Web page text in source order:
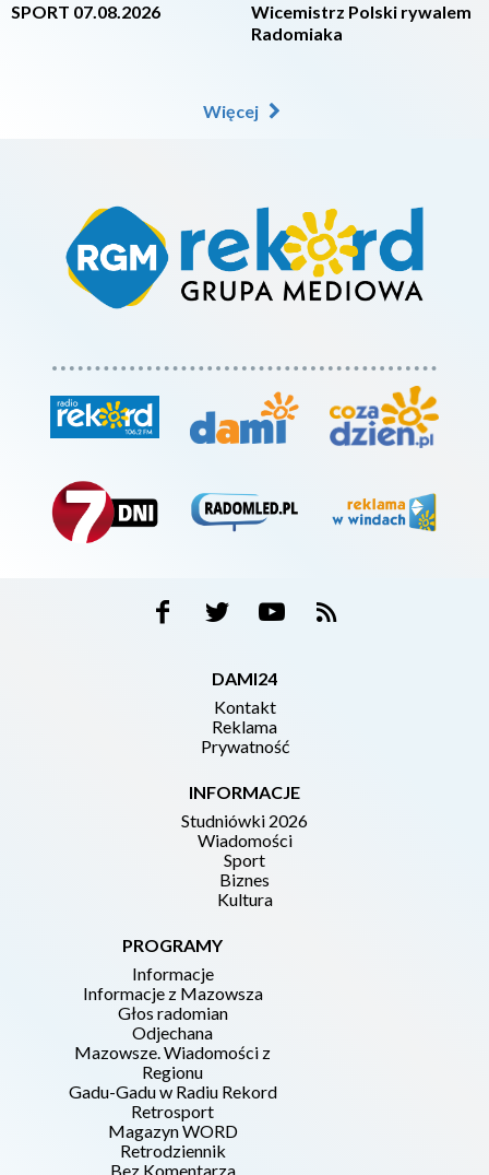
SPORT 07.08.2026
Wicemistrz Polski rywalem
Radomiaka
Więcej
DAMI24
Kontakt
Reklama
Prywatność
INFORMACJE
Studniówki 2026
Wiadomości
Sport
Biznes
Kultura
PROGRAMY
Informacje
Informacje z Mazowsza
Głos radomian
Odjechana
Mazowsze. Wiadomości z
Regionu
Gadu-Gadu w Radiu Rekord
Retrosport
Magazyn WORD
Retrodziennik
Bez Komentarza